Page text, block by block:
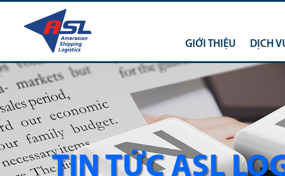
GIỚI THIỆU DỊCH
TIN TỨC ASL